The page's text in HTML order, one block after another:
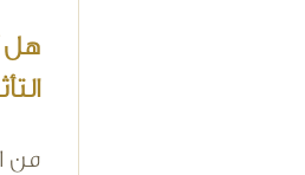
هل
من